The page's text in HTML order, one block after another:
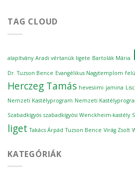
folytatódott
￼
bejegyzéshez
TAG CLOUD
alapítvány Aradi vértanúk ligete Bartolák Mária
Dr. Tuzson Bence Evangélikus Nagytemplom
Herczeg Tamás hevesiimi jamina
Nemzeti Kastélyprogram Nemzeti
Szabadkígyós szabadkígyósi Wenckheim-kastély
liget Takács Árpád Tuzson Bence Virág Zsolt
KATEGÓRIÁK